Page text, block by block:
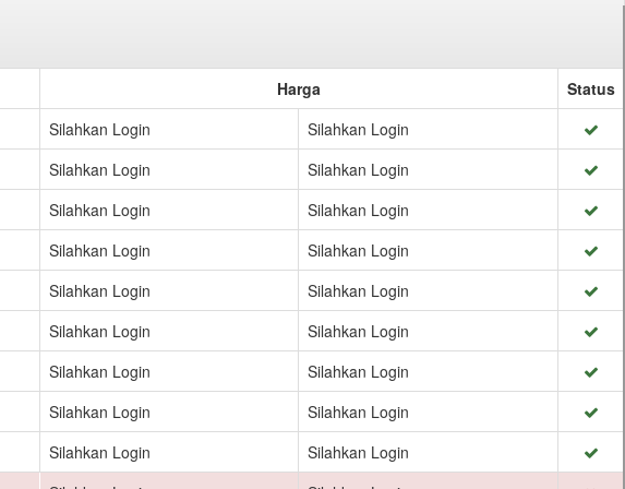
Harga
Status
Silahkan Login
Silahkan Login
Silahkan Login
Silahkan Login
Silahkan Login
Silahkan Login
Silahkan Login
Silahkan Login
Silahkan Login
Silahkan Login
Silahkan Login
Silahkan Login
Silahkan Login
Silahkan Login
Silahkan Login
Silahkan Login
Silahkan Login
Silahkan Login